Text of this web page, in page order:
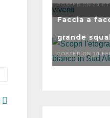
POSTED ON 29
Faccia a
grande
POSTED ON 10